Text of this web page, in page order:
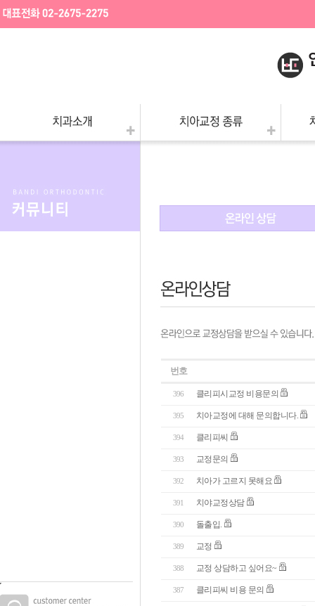
- 진료안내
- 찾아오시는길
- 공지사항
- 어린이청소년교정
번호
396 클리피시교정 비용문의
395 치아교정에 대해 문의합니다.
394 클리피씨
393 교정문의
392 치아가 고르지 못해요
391 치야교정상담
390 돌출입.
389 교정
388 교정 상담하고 싶어요~
387 클리피씨 비용 문의